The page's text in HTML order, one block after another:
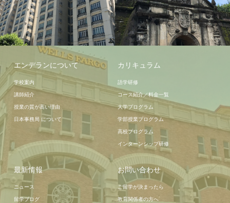
宿泊施設
エンデランについて
学校案内
講師紹介
授業の質が高い理由
日本事務局 について
カリキュラム
語学研修
コース紹介／料金一覧
大学プログラム
学部授業プログラム
高校プログラム
インターンシップ研修
最新情報
ニュース
留学ブログ
お問い合わせ
ご留学が決まったら
教育関係者の方へ